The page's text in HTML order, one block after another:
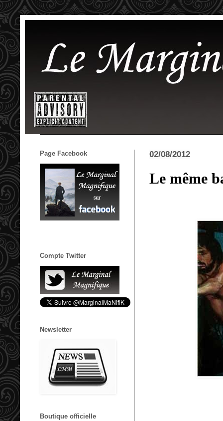
02/08/2012
Le même
Page Facebook
Compte Twitter
Newsletter
Boutique officielle